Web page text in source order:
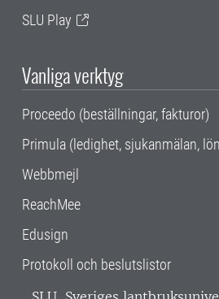
SLU Play
Vanliga verktyg
Proceedo (beställningar, fakturor)
Primula (ledighet, sjukanmälan,
Webbmejl
ReachMee
Edusign
Protokoll och beslutslistor